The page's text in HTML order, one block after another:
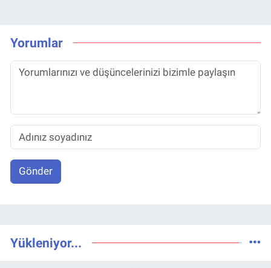
Yorumlar
Gönder
Yükleniyor...